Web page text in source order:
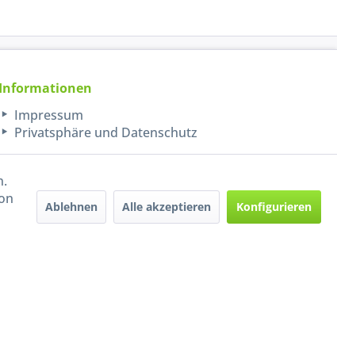
Informationen
Impressum
Privatsphäre und Datenschutz
Ablehnen Alle akzeptieren Konfigurieren